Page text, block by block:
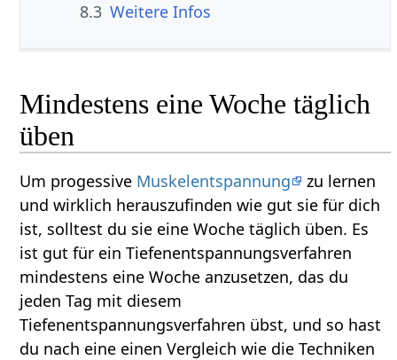
8.3 Weitere Infos
Mindestens eine Woche täglich
üben
Um progessive Muskelentspannung
zu lernen
und wirklich herauszufinden wie gut sie für dich
ist, solltest du sie eine Woche täglich üben. Es
ist gut für ein Tiefenentspannungsverfahren
mindestens eine Woche anzusetzen, das du
jeden Tag mit diesem
Tiefenentspannungsverfahren übst, und so hast
du nach eine einen Vergleich wie die Techniken